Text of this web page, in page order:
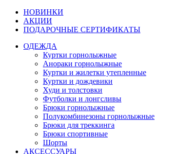
НОВИНКИ
АКЦИИ
ПОДАРОЧНЫЕ СЕРТИФИКАТЫ
ОДЕЖДА
Куртки горнолыжные
Анораки горнолыжные
Куртки и жилетки утепленные
Куртки и дождевики
Худи и толстовки
Футболки и лонгсливы
Брюки горнолыжные
Полукомбинезоны горнолыжные
Брюки для треккинга
Брюки спортивные
Шорты
АКСЕССУАРЫ